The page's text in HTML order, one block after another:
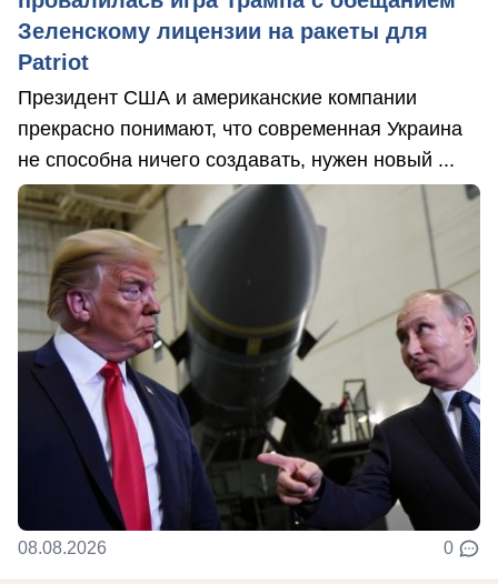
Зеленскому лицензии на ракеты для
Patriot
Президент США и американские компании
прекрасно понимают, что современная Украина
не способна ничего создавать, нужен новый ...
08.08.2026 0